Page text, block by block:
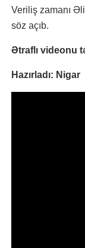
Veriliş zamanı
söz açıb.
Ətraflı videonu
Hazırladı: Nigar